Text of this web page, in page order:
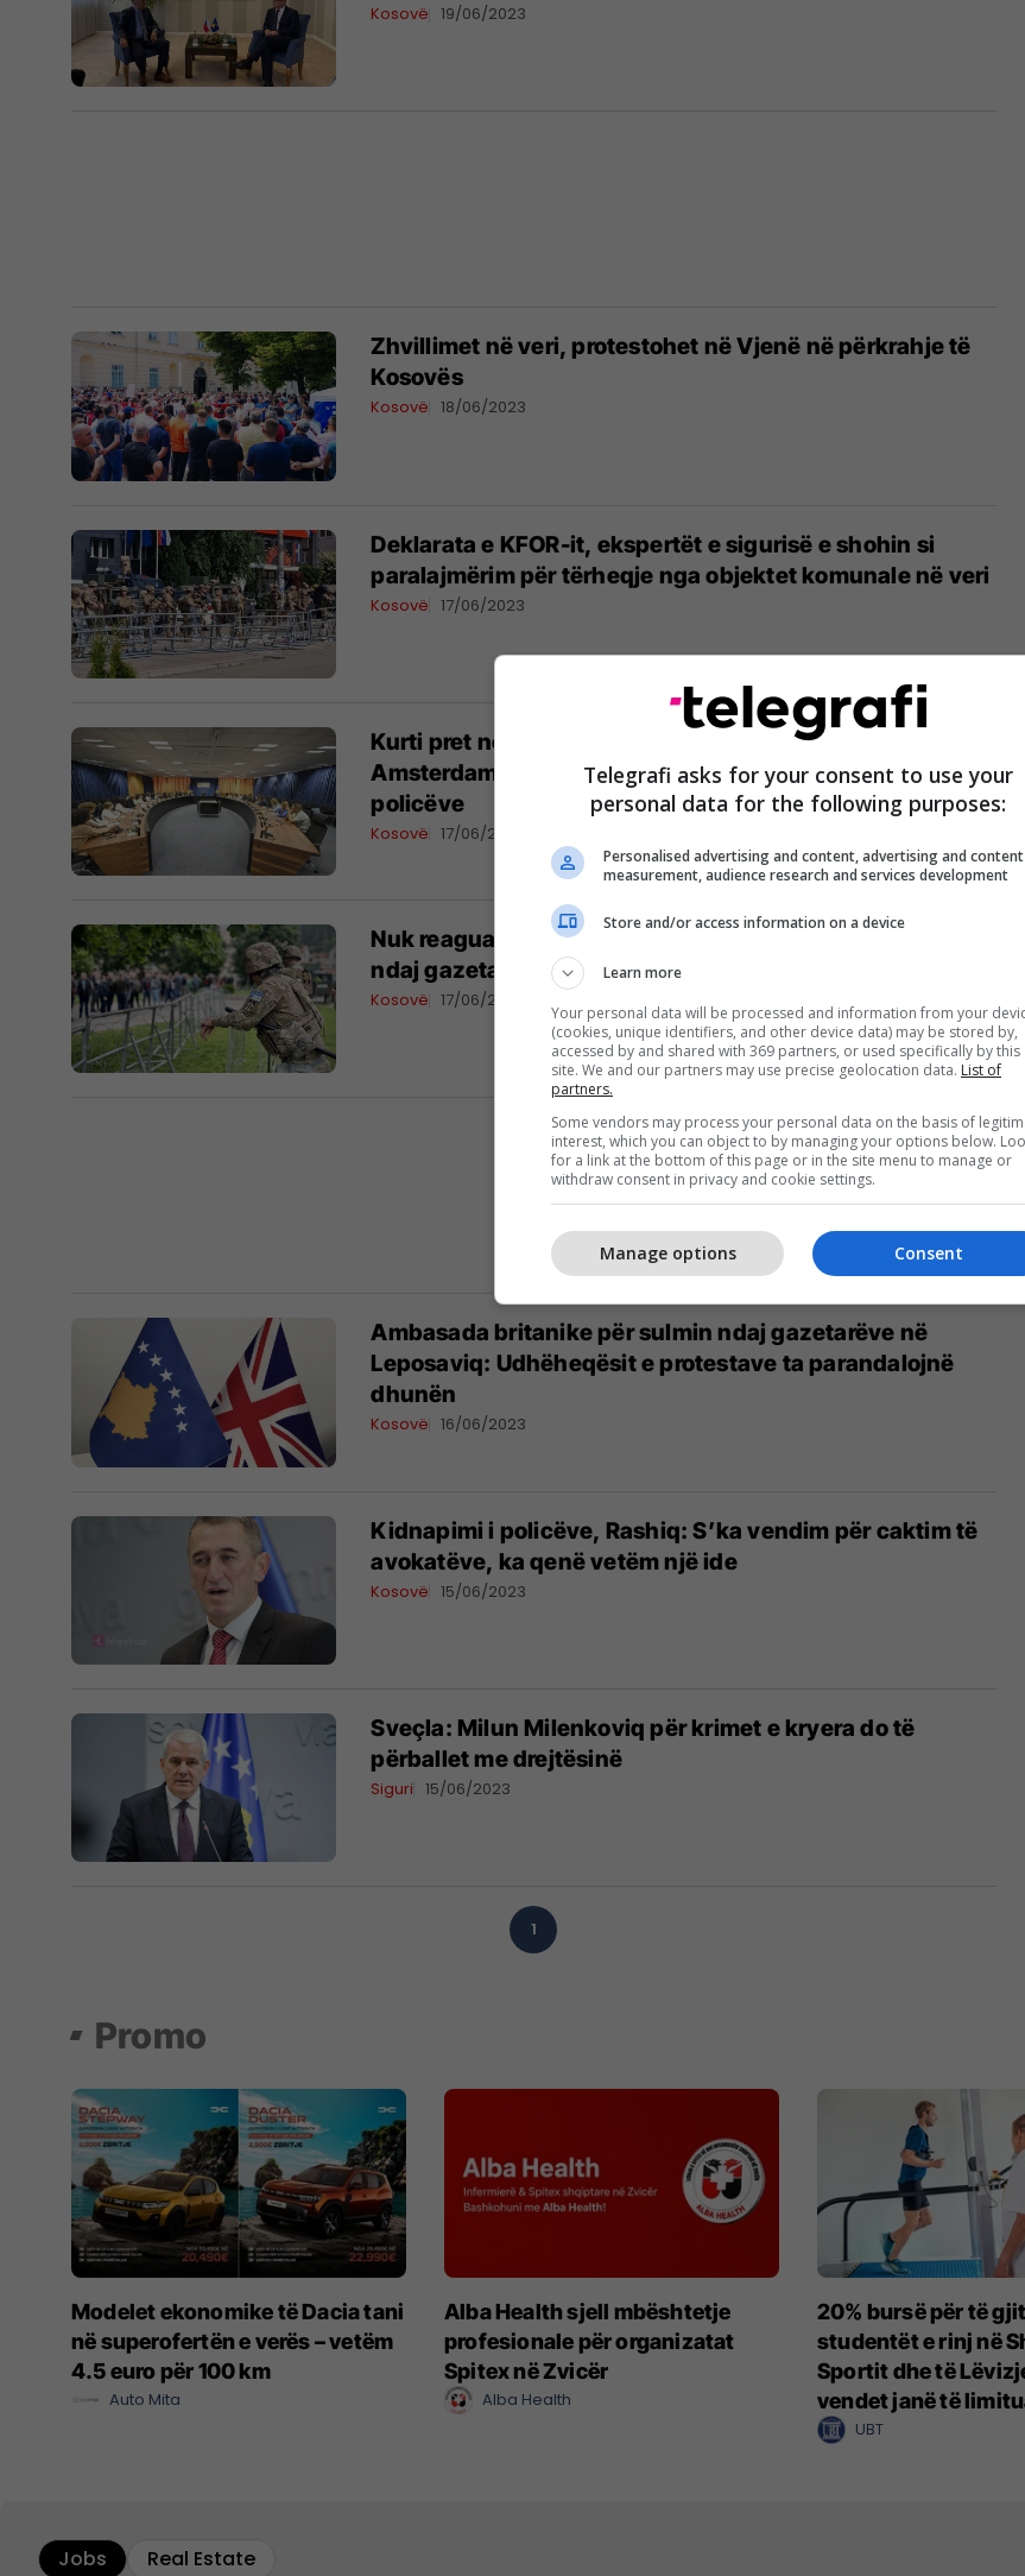
Kosovë 19/06/2023
Zhvillimet në veri, protestohet në Vjenë në përkrahje të
Kosovës
Kosovë 18/06/2023
Deklarata e KFOR-it, ekspertët e sigurisë e shohin si
paralajmërim për tërheqje nga objektet komunale në veri
Kosovë 17/06/2023
Kurti pret në takim studentë nga Universiteti i
Amsterdamit, iu flet për zhvillimet në veri e rrëmbimin e
policëve
Kosovë 17/06/2023
Nuk reaguan kur u sulmuan, por KFOR-i dënon dhunën
ndaj gazetarëve në veri
Kosovë 17/06/2023
Ambasada britanike për sulmin ndaj gazetarëve në
Leposaviq: Udhëheqësit e protestave ta parandalojnë
dhunën
Kosovë 16/06/2023
Kidnapimi i policëve, Rashiq: S’ka vendim për caktim të
avokatëve, ka qenë vetëm një ide
Kosovë 15/06/2023
Sveçla: Milun Milenkoviq për krimet e kryera do të
përballet me drejtësinë
Siguri 15/06/2023
1
Promo
Modelet ekonomike të Dacia tani
në superofertën e verës – vetëm
4.5 euro për 100 km
Auto Mita
Alba Health sjell mbështetje
profesionale për organizatat
Spitex në Zvicër
Alba Health
20% bursë për të
studentët e rinj në
Sportit dhe të
vendet janë të
UBT
Jobs Real Estate
Telegrafi asks for your consent to use your
personal data for the following purposes:
Personalised advertising and content, advertising and content
measurement, audience research and services development
Store and/or access information on a device
Learn more
Your personal data will be processed and information from your
(cookies, unique identifiers, and other device data) may be stored by,
accessed by and shared with 369 partners, or used specifically by this
site. We and our partners may use precise geolocation data. List of
partners.
Some vendors may process your personal data on the basis of
interest, which you can object to by managing your options below.
for a link at the bottom of this page or in the site menu to manage or
withdraw consent in privacy and cookie settings.
Consent
Manage options